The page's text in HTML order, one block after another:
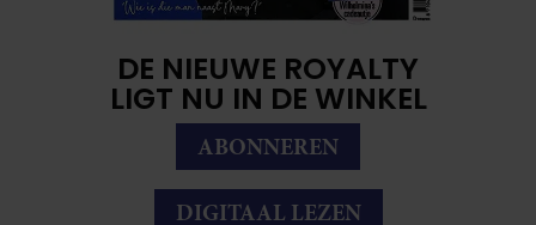
DE NIEUWE ROYALTY
LIGT NU IN DE WINKEL
ABONNEREN
DIGITAAL LEZEN